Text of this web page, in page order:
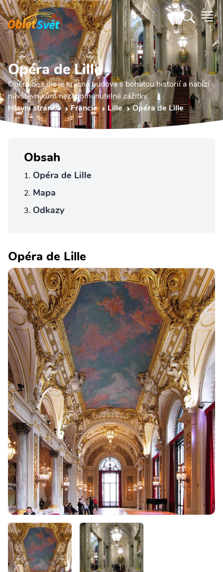
Opéra de Lille
Opéra de Lille je krásná budova s bohatou historií a nabízí
návštěvníkům nezapomenutelné zážitky.
Hlavní stránka
Francie Lille Opéra de Lille
Obsah
Opéra de Lille
Mapa
Odkazy
Opéra de Lille